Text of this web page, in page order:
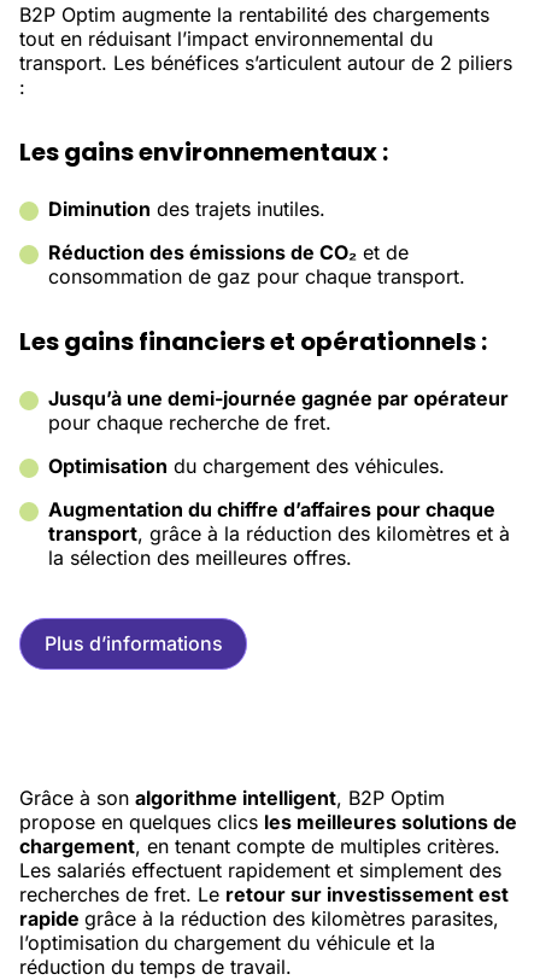
B2P Optim augmente la rentabilité des chargements
tout en réduisant l’impact environnemental du
transport. Les bénéfices s’articulent autour de 2 piliers
:
Les gains environnementaux :
Diminution des trajets inutiles.
Réduction des émissions de CO₂ et de
consommation de gaz pour chaque transport.
Les gains financiers et opérationnels :
Jusqu’à une demi-journée gagnée par opérateur
pour chaque recherche de fret.
Optimisation du chargement des véhicules.
Augmentation du chiffre d’affaires pour chaque
transport, grâce à la réduction des kilomètres et à
la sélection des meilleures offres.
Plus d’informations
Grâce à son algorithme intelligent, B2P Optim
propose en quelques clics les meilleures solutions de
chargement, en tenant compte de multiples critères.
Les salariés effectuent rapidement et simplement des
recherches de fret. Le retour sur investissement est
rapide grâce à la réduction des kilomètres parasites,
l’optimisation du chargement du véhicule et la
réduction du temps de travail.